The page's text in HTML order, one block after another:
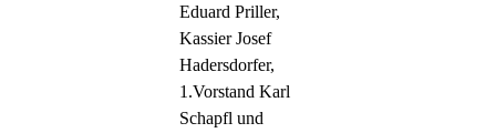
Eduard Priller,
Kassier Josef
Hadersdorfer,
1.Vorstand Karl
Schapfl und